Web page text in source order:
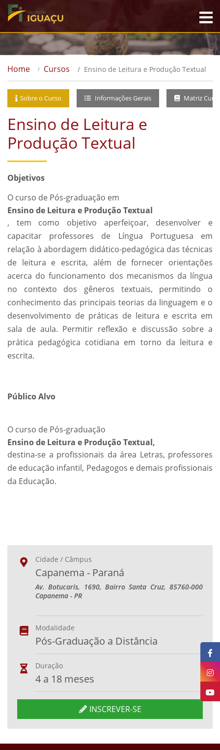
Home Cursos Ensino de Leitura e Produção Textual
Sobre o Curso Informações Gerais Matriz
Ensino de Leitura e
Produção Textual
Objetivos
O curso de Pós-graduação em
Ensino de Leitura e Produção Textual
, tem como objetivo aperfeiçoar, desenvolver e
capacitar professores de Língua Portuguesa em
relação à abordagem didático-pedagógica das técnicas
de leitura e escrita, além de fornecer orientações
acerca do funcionamento dos mecanismos da língua
no contexto dos gêneros textuais, permitindo o
conhecimento das principais teorias da linguagem e o
desenvolvimento de práticas de leitura e escrita em
sala de aula. Permitir reflexão e discussão sobre a
prática pedagógica cotidiana em torno da leitura e
escrita.
Público Alvo
O curso de Pós-graduação
Ensino de Leitura e Produção Textual,
destina-se a profissionais da área Letras, professores
de educação infantil, Pedagogos e demais profissionais
da Educação.
Cidade / Câmpus
Capanema - Paraná
Av. Botucaris, 1690, Bairro Santa Cruz, 85760-000
Capanema - PR
Modalidade
Pós-Graduação a Distância
Duração
4 a 18 meses
INSCREVER-SE